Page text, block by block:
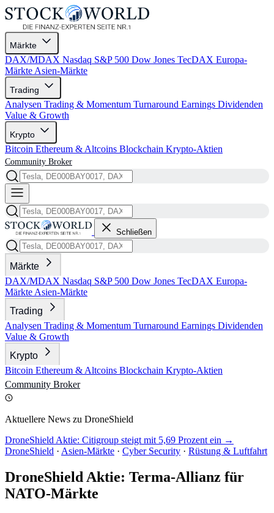
Märkte
DAX/MDAX Nasdaq S&P 500 Dow Jones TecDAX Europa-
Märkte Asien-Märkte
Trading
Analysen Trading & Momentum Turnaround Earnings Dividenden
Value & Growth
Krypto
Bitcoin Ethereum & Altcoins Blockchain Krypto-Aktien
Community Broker
Schließen
Märkte
DAX/MDAX Nasdaq S&P 500 Dow Jones TecDAX Europa-
Märkte Asien-Märkte
Trading
Analysen Trading & Momentum Turnaround Earnings Dividenden
Value & Growth
Krypto
Bitcoin Ethereum & Altcoins Blockchain Krypto-Aktien
Community Broker
Aktuellere News zu DroneShield
DroneShield Aktie: Citigroup steigt mit 5,69 Prozent ein →
DroneShield · Asien-Märkte · Cyber Security · Rüstung & Luftfahrt
DroneShield Aktie: Terma-Allianz für
NATO-Märkte